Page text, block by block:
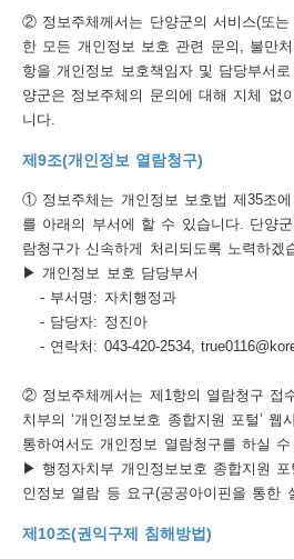
② 정보주체께서는 단양군의 서비스(또는
한 모든 개인정보 보호 관련 문의, 불만
항을 개인정보 보호책임자 및 담당부서
양군은 정보주체의 문의에 대해 지체 없
니다.
제9조(개인정보 열람청구)
① 정보주체는 개인정보 보호법 제35조
를 아래의 부서에 할 수 있습니다. 단양
람청구가 신속하게 처리되도록 노력하겠
▶ 개인정보 보호 담당부서
- 부서명: 자치행정과
- 담당자: 정진아
- 연락처: 043-420-2534,
② 정보주체께서는 제1항의 열람청구 접
치부의 ‘개인정보보호 종합지원 포털’ 웹
통하여서도 개인정보 열람청구를 하실 수
▶ 행정자치부 개인정보보호 종합지원
인정보 열람 등 요구(공공아이핀을 통한
제10조(권익구제 침해방법)